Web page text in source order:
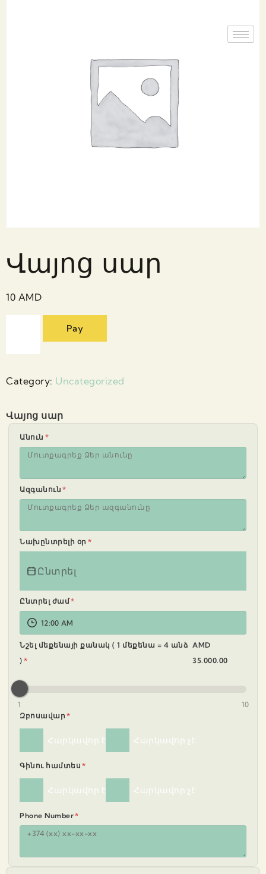
Վայոց սար
10 AMD
Pay
Category: Uncategorized
Վայոց սար
Անուն *
Ազգանուն *
Նախընտրելի օր *
Ընտրել ժամ*
12:00 AM
Նշել մեքենայի քանակ ( 1 մեքենա = 4 անձ
) *
AMD
35.000.00
1
10
Զբոսավար *
Հարկավոր է Հարկավոր չէ
Գինու համտես *
Հարկավոր է Հարկավոր չէ
Phone Number*